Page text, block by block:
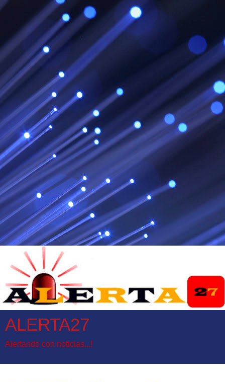
ALERTA27
Alertando con noticias...!